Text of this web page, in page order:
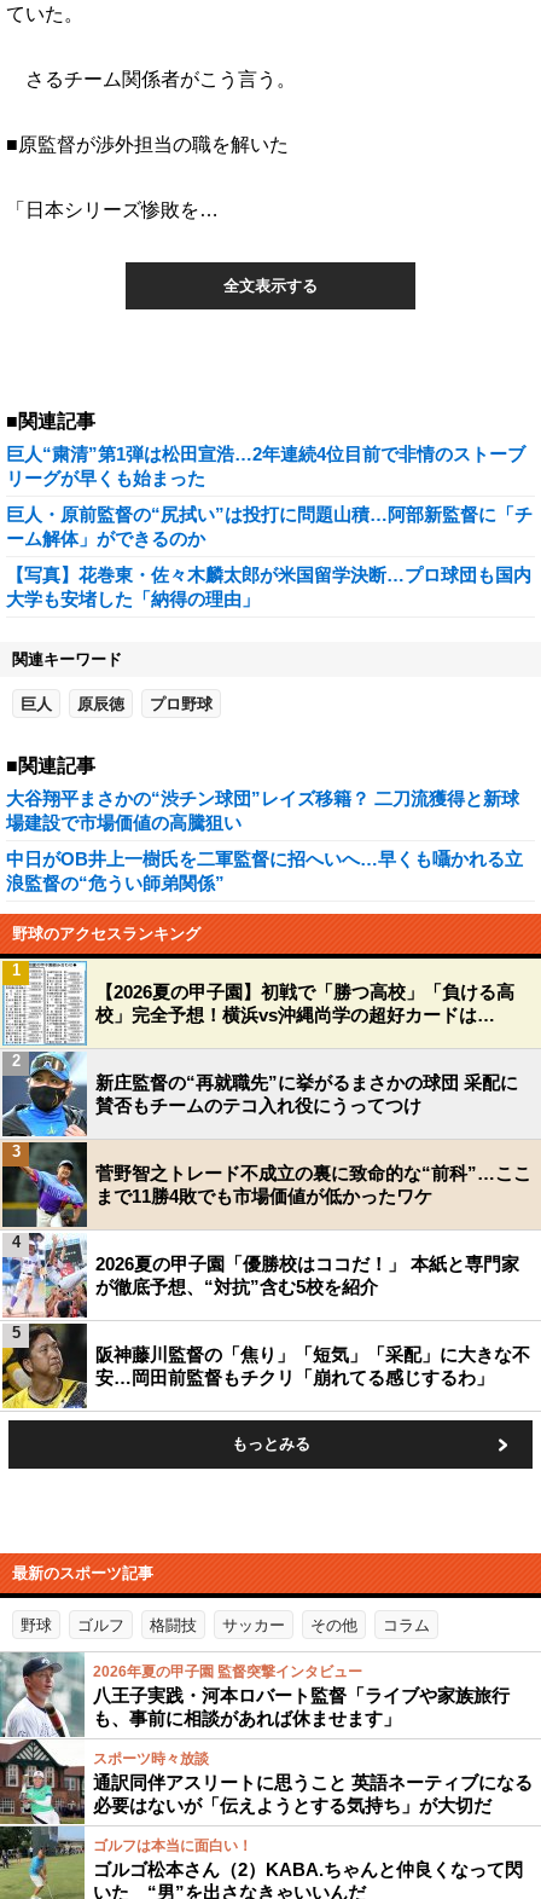
ていた。
さるチーム関係者がこう言う。
■原監督が渉外担当の職を解いた
「日本シリーズ惨敗を…
全文表示する
■関連記事
巨人“粛清”第1弾は松田宣浩…2年連続4位目前で非情のストーブ
リーグが早くも始まった
巨人・原前監督の“尻拭い”は投打に問題山積…阿部新監督に「チ
ーム解体」ができるのか
【写真】花巻東・佐々木麟太郎が米国留学決断…プロ球団も国内
大学も安堵した「納得の理由」
関連キーワード
巨人 原辰徳 プロ野球
■関連記事
大谷翔平まさかの“渋チン球団”レイズ移籍？ 二刀流獲得と新球
場建設で市場価値の高騰狙い
中日がOB井上一樹氏を二軍監督に招へいへ…早くも囁かれる立
浪監督の“危うい師弟関係”
野球のアクセスランキング
【2026夏の甲子園】初戦で「勝つ高校」「負ける高
校」完全予想！横浜vs沖縄尚学の超好カードは…
1
新庄監督の“再就職先”に挙がるまさかの球団 采配に
賛否もチームのテコ入れ役にうってつけ
2
菅野智之トレード不成立の裏に致命的な“前科”…ここ
まで11勝4敗でも市場価値が低かったワケ
3
2026夏の甲子園「優勝校はココだ！」 本紙と専門家
が徹底予想、“対抗”含む5校を紹介
4
阪神藤川監督の「焦り」「短気」「采配」に大きな不
安…岡田前監督もチクリ「崩れてる感じするわ」
5
もっとみる
最新のスポーツ記事
野球 ゴルフ 格闘技 サッカー その他 コラム
2026年夏の甲子園 監督突撃インタビュー
八王子実践・河本ロバート監督「ライブや家族旅行
も、事前に相談があれば休ませます」
スポーツ時々放談
通訳同伴アスリートに思うこと 英語ネーティブになる
必要はないが「伝えようとする気持ち」が大切だ
ゴルフは本当に面白い！
ゴルゴ松本さん（2）KABA.ちゃんと仲良くなって閃
いた “男”を出さなきゃいいんだ